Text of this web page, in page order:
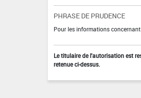
PHRASE DE PRUDENCE
Pour les informations
Le titulaire de l'autorisation est
retenue ci-dessus.